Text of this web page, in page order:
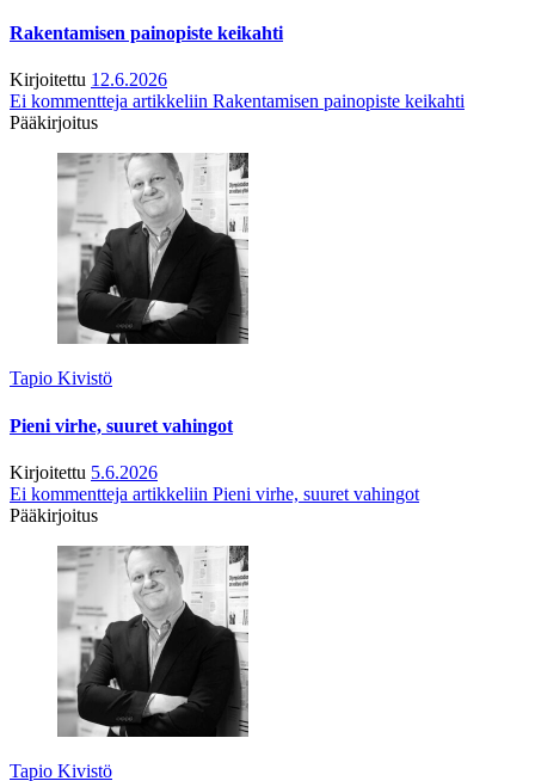
Rakentamisen painopiste keikahti
Kirjoitettu 12.6.2026
Ei kommentteja artikkeliin Rakentamisen painopiste keikahti
Pääkirjoitus
Tapio Kivistö
Pieni virhe, suuret vahingot
Kirjoitettu 5.6.2026
Ei kommentteja artikkeliin Pieni virhe, suuret vahingot
Pääkirjoitus
Tapio Kivistö